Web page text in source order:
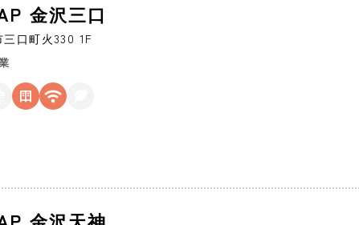
金沢三口
三口町火330 1F